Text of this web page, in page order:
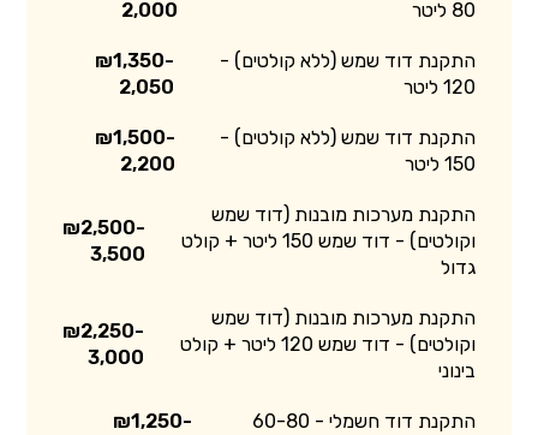
80 ליטר 2,000
התקנת דוד שמש (ללא קולטים) -
120 ליטר
₪1,350-
2,050
התקנת דוד שמש (ללא קולטים) -
150 ליטר
₪1,500-
2,200
התקנת מערכות מובנות (דוד שמש
וקולטים) - דוד שמש 150 ליטר + קולט
גדול
₪2,500-
3,500
התקנת מערכות מובנות (דוד שמש
וקולטים) - דוד שמש 120 ליטר + קולט
בינוני
₪2,250-
3,000
התקנת דוד חשמלי - 60-80
₪1,250-